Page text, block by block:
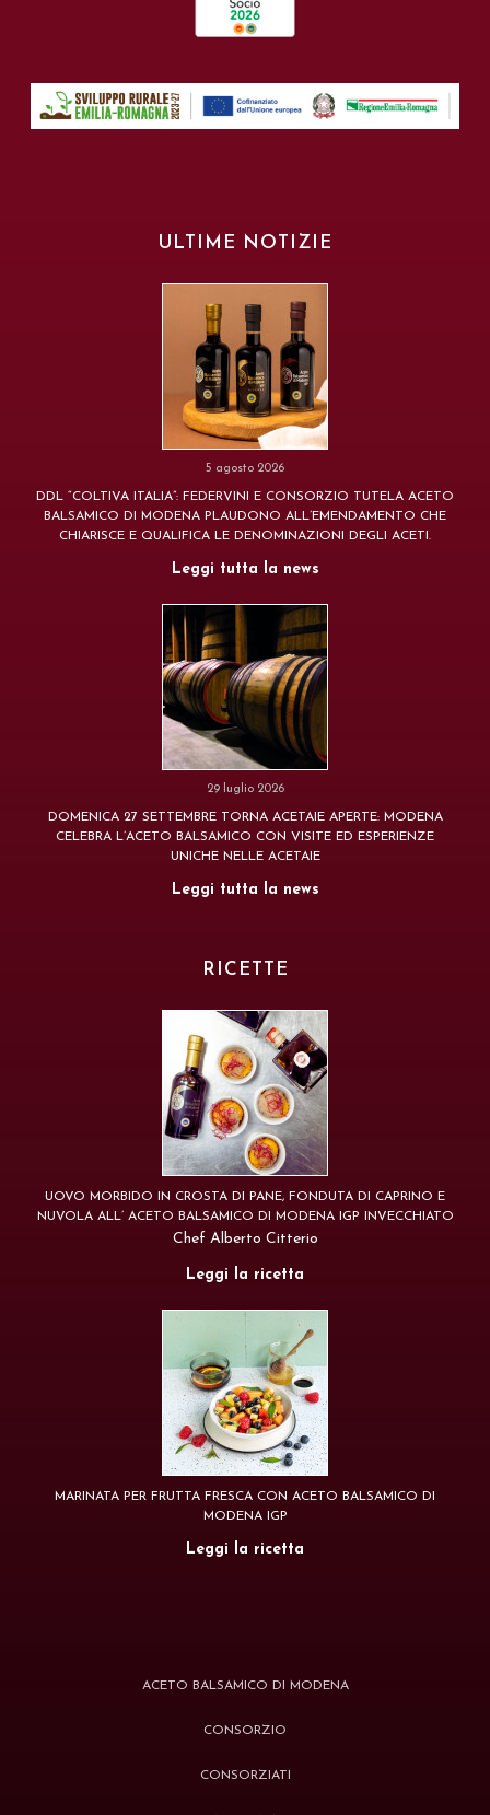
ULTIME NOTIZIE
5 agosto 2026
DDL “COLTIVA ITALIA”: FEDERVINI E CONSORZIO TUTELA ACETO
BALSAMICO DI MODENA PLAUDONO ALL’EMENDAMENTO CHE
CHIARISCE E QUALIFICA LE DENOMINAZIONI DEGLI ACETI.
Leggi tutta la news
29 luglio 2026
DOMENICA 27 SETTEMBRE TORNA ACETAIE APERTE: MODENA
CELEBRA L’ACETO BALSAMICO CON VISITE ED ESPERIENZE
UNICHE NELLE ACETAIE
Leggi tutta la news
RICETTE
UOVO MORBIDO IN CROSTA DI PANE, FONDUTA DI CAPRINO E
NUVOLA ALL’ ACETO BALSAMICO DI MODENA IGP INVECCHIATO
Chef Alberto Citterio
Leggi la ricetta
MARINATA PER FRUTTA FRESCA CON ACETO BALSAMICO DI
MODENA IGP
Leggi la ricetta
ACETO BALSAMICO DI MODENA
CONSORZIO
CONSORZIATI